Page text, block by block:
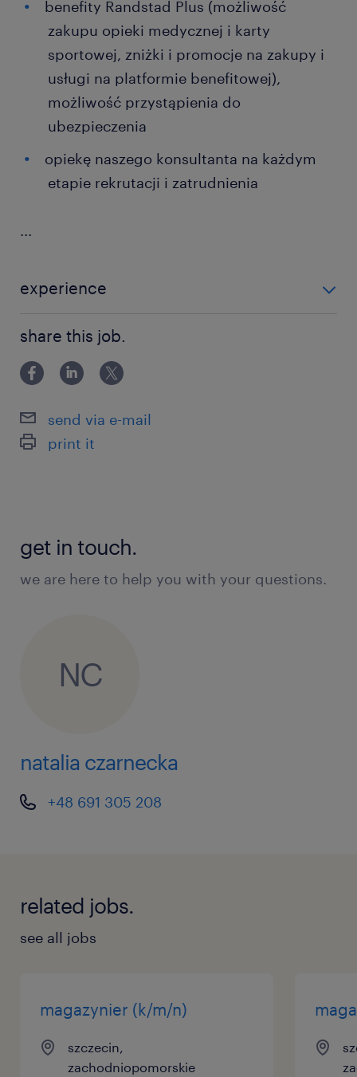
benefity Randstad Plus (możliwość
zakupu opieki medycznej i karty
sportowej, zniżki i promocje na zakupy i
usługi na platformie benefitowej),
możliwość przystąpienia do
ubezpieczenia
opiekę naszego konsultanta na każdym
etapie rekrutacji i zatrudnienia
...
experience
share this job.
send via e-mail
print it
get in touch.
we are here to help you with your questions.
NC
natalia czarnecka
+48 691 305 208
related jobs.
see all jobs
magazynier (k/m/n)
szczecin,
zachodniopomorskie